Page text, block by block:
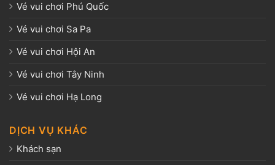
Vé vui chơi Phú Quốc
Vé vui chơi Sa Pa
Vé vui chơi Hội An
Vé vui chơi Tây Ninh
Vé vui chơi Hạ Long
DỊCH VỤ KHÁC
Khách sạn